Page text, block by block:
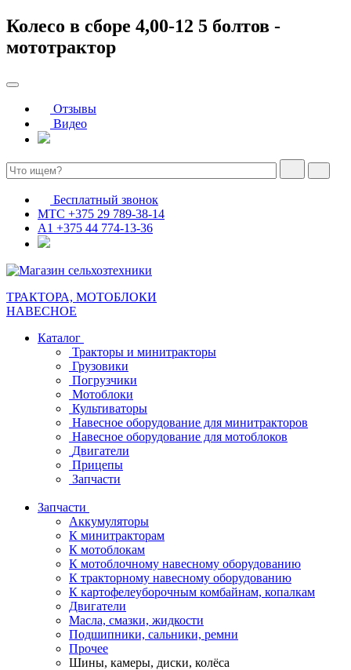
Колесо в сборе 4,00-12 5 болтов -
мототрактор
Отзывы
Видео
Бесплатный звонок
МТС +375 29 789-38-14
А1 +375 44 774-13-36
ТРАКТОРА, МОТОБЛОКИ
НАВЕСНОЕ
Каталог
Тракторы и минитракторы
Грузовики
Погрузчики
Мотоблоки
Культиваторы
Навесное оборудование для минитракторов
Навесное оборудование для мотоблоков
Двигатели
Прицепы
Запчасти
Запчасти
Аккумуляторы
К минитракторам
К мотоблокам
К мотоблочному навесному оборудованию
К тракторному навесному оборудованию
К картофелеуборочным комбайнам, копалкам
Двигатели
Масла, смазки, жидкости
Подшипники, сальники, ремни
Прочее
Шины, камеры, диски, колёса